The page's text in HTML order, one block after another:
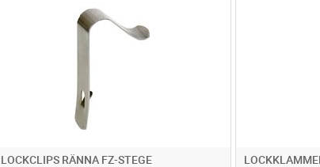
LOCKCLIPS RÄNNA FZ-STEGE